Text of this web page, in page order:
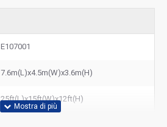
E107001
7.6m(L)x4.5m(W)x3.6m(H)
25ft(L)x15ft(W)x12ft(H)